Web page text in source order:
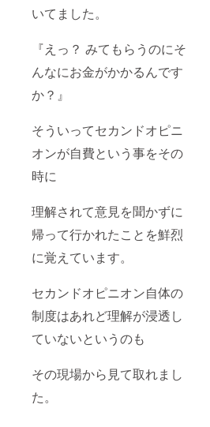
いてました。
『えっ？ みてもらうのにそ
んなにお金がかかるんです
か？』
そういってセカンドオピニ
オンが自費という事をその
時に
理解されて意見を聞かずに
帰って行かれたことを鮮烈
に覚えています。
セカンドオピニオン自体の
制度はあれど理解が浸透し
ていないというのも
その現場から見て取れまし
た。